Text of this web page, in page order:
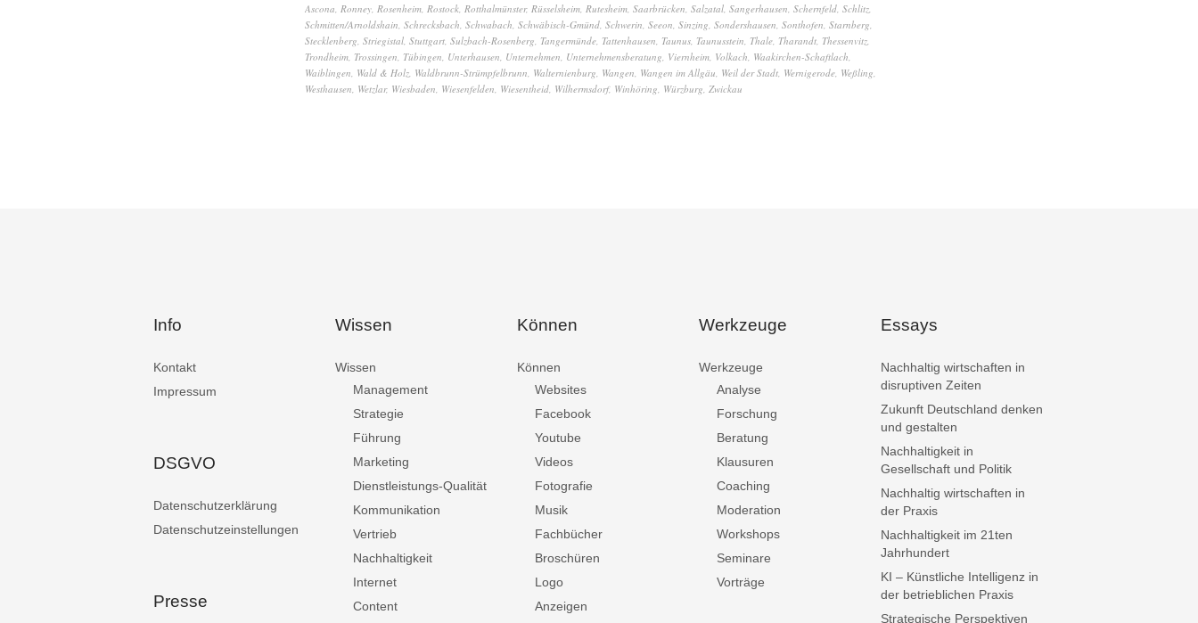
Ascona, Ronney, Rosenheim, Rostock, Rotthalmünster, Rüsselsheim, Rutesheim, Saarbrücken, Salzatal, Sangerhausen, Schernfeld, Schlitz,
Schmitten/Arnoldshain, Schrecksbach, Schwabach, Schwäbisch-Gmünd, Schwerin, Seeon, Sinzing, Sondershausen, Sonthofen, Starnberg,
Stecklenberg, Striegistal, Stuttgart, Sulzbach-Rosenberg, Tangermünde, Tattenhausen, Taunus, Taunusstein, Thale, Tharandt, Thessenvitz,
Trondheim, Trossingen, Tübingen, Unterhausen, Unternehmen, Unternehmensberatung, Viernheim, Volkach, Waakirchen-Schaftlach,
Waiblingen, Wald & Holz, Waldbrunn-Strümpfelbrunn, Walternienburg, Wangen, Wangen im Allgäu, Weil der Stadt, Wernigerode, Weßling,
Westhausen, Wetzlar, Wiesbaden, Wiesenfelden, Wiesentheid, Wilhermsdorf, Winhöring, Würzburg, Zwickau
Info
Kontakt
Impressum
DSGVO
Datenschutzerklärung
Datenschutzeinstellungen
Presse
Wissen
Wissen
Management
Strategie
Führung
Marketing
Dienstleistungs-Qualität
Kommunikation
Vertrieb
Nachhaltigkeit
Internet
Content
Können
Können
Websites
Facebook
Youtube
Videos
Fotografie
Musik
Fachbücher
Broschüren
Logo
Anzeigen
Werkzeuge
Werkzeuge
Analyse
Forschung
Beratung
Klausuren
Coaching
Moderation
Workshops
Seminare
Vorträge
Essays
Nachhaltig wirtschaften in
disruptiven Zeiten
Zukunft Deutschland denken
und gestalten
Nachhaltigkeit in
Gesellschaft und Politik
Nachhaltig wirtschaften in
der Praxis
Nachhaltigkeit im 21ten
Jahrhundert
KI – Künstliche Intelligenz in
der betrieblichen Praxis
Strategische Perspektiven